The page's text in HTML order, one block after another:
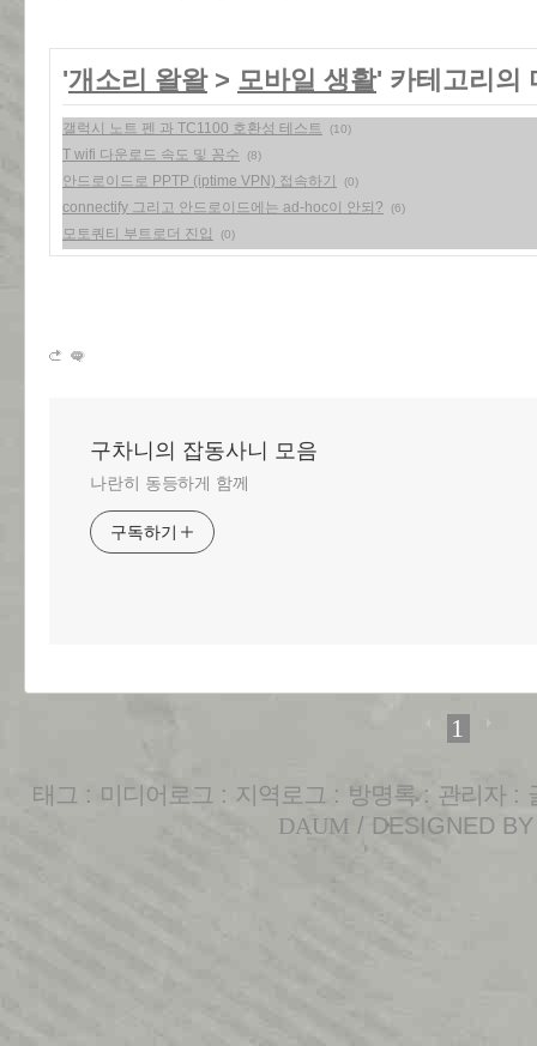
'개소리 왈왈> 모바일 생활' 카테고리의
갤럭시 노트 펜 과 TC1100 호환성 테스트 (10)
T wifi 다운로드 속도 및 꽁수 (8)
안드로이드로 PPTP (iptime VPN) 접속하기 (0)
connectify 그리고 안드로이드에는 ad-hoc이 안되? (6)
모토쿼티 부트로더 진입 (0)
구차니의 잡동사니 모음
나란히 동등하게 함께
구독하기
1
태그 : 미디어로그 : 지역로그 : 방명록: 관리자 :
DAUM / DESIGNED